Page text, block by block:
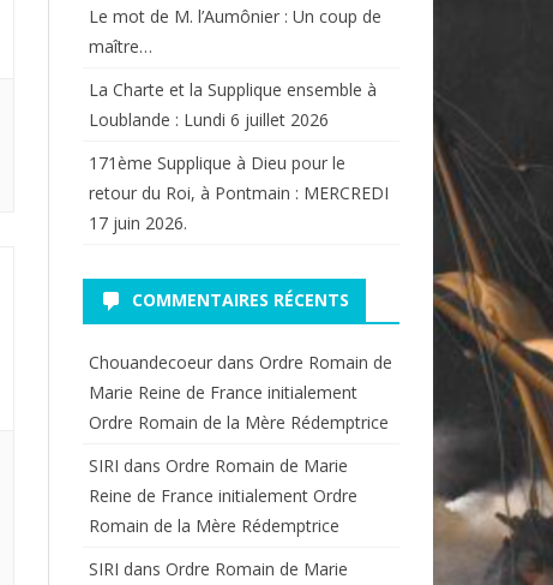
Le mot de M. l’Aumônier : Un coup de
maître…
La Charte et la Supplique ensemble à
Loublande : Lundi 6 juillet 2026
171ème Supplique à Dieu pour le
retour du Roi, à Pontmain : MERCREDI
17 juin 2026.
COMMENTAIRES RÉCENTS
Chouandecoeurdans Ordre Romain de
Marie Reine de France initialement
Ordre Romain de la Mère Rédemptrice
SIRI dans Ordre Romain de Marie
Reine de France initialement Ordre
Romain de la Mère Rédemptrice
SIRI dans Ordre Romain de Marie